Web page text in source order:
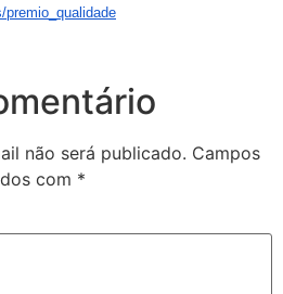
não será publicado. Campos
com *